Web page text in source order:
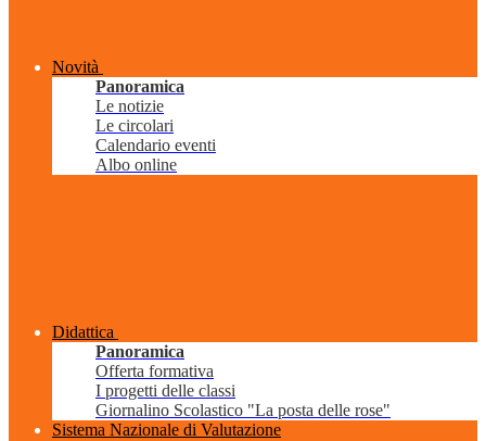
Novità
Panoramica
Le notizie
Le circolari
Calendario eventi
Albo online
Didattica
Panoramica
Offerta formativa
I progetti delle classi
Giornalino Scolastico "La posta delle rose"
Sistema Nazionale di Valutazione